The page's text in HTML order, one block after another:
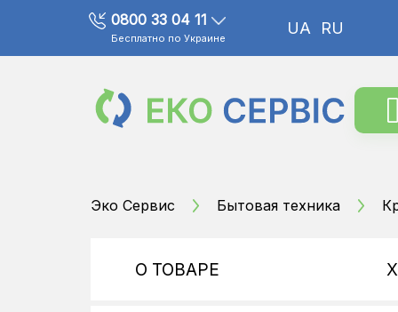
0800 33 04 11
Бесплатно по Украине
UA RU
Эко Сервис Бытовая техника
О ТОВАРЕ